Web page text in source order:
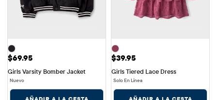
Precio: $69.95
$69.95
Girls Varsity Bomber Jacket
Nuevo
AÑADIR A LA CESTA
Precio: $39.95
$39.95
Girls Tiered Lace Dress
Solo En Línea
AÑADIR A LA CESTA